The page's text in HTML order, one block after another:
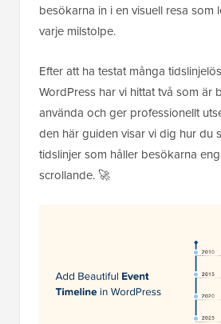
besökarna in i en visuell resa som
varje milstolpe.
Efter att ha testat många
WordPress har vi hittat två som är
använda och ger professionellt
den här guiden visar vi dig hur du
tidslinjer som håller besökarna
scrollande. 🚀